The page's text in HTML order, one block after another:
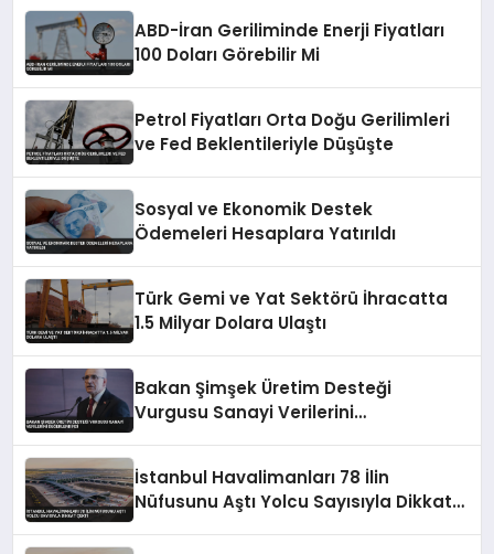
ABD-İran Geriliminde Enerji Fiyatları
100 Doları Görebilir Mi
Petrol Fiyatları Orta Doğu Gerilimleri
ve Fed Beklentileriyle Düşüşte
Sosyal ve Ekonomik Destek
Ödemeleri Hesaplara Yatırıldı
Türk Gemi ve Yat Sektörü İhracatta
1.5 Milyar Dolara Ulaştı
Bakan Şimşek Üretim Desteği
Vurgusu Sanayi Verilerini
İstanbul Havalimanları 78 İlin
Nüfusunu Aştı Yolcu Sayısıyla Dikkat